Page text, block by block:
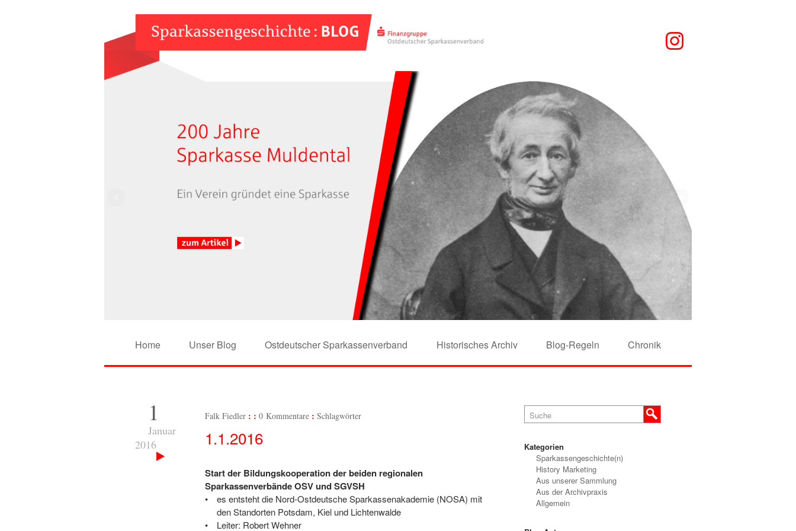
Home Unser Blog Ostdeutscher Sparkassenverband Historisches Archiv Blog-Regeln Chronik
1
Januar
2016
Falk Fiedler 0 Kommentare Schlagwörter
1.1.2016
Start der Bildungskooperation der beiden regionalen
Sparkassenverbände OSV und SGVSH
es entsteht die Nord-Ostdeutsche Sparkassenakademie (NOSA) mit
den Standorten Potsdam, Kiel und Lichtenwalde
Leiter: Robert Wehner
Kategorien
Sparkassengeschichte(n)
History Marketing
Aus unserer Sammlung
Aus der Archivpraxis
Allgemein